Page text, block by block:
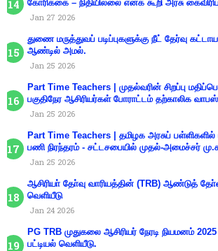
கோரிக்கை – நிதியில்லை எனக் கூறி அரசு
Jan 27 2026
துணை மருத்துவப் படிப்புகளுக்கு நீட் தேர்வு
ஆண்டில் அமல்.
Jan 25 2026
Part Time Teachers | முதல்வரின் சிறப்பு
பகுதிநேர ஆசிரியர்கள் போராட்டம் தற்காலிக
Jan 25 2026
Part Time Teachers | தமிழக அரசுப் பள்ளிகளில்
பணி நிரந்தரம் - சட்டசபையில் முதல்-அமைச்சர்
Jan 25 2026
ஆசிரியா் தோ்வு வாரியத்தின் (TRB) ஆண்டுத்
வெளியீடு
Jan 24 2026
PG TRB முதுகலை ஆசிரியர் நேரடி நியமனம்
பட்டியல் வெளியீடு.